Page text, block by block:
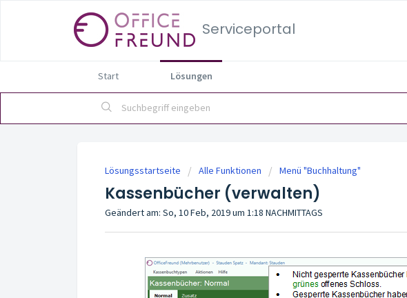
Serviceportal
Start Lösungen
Lösungsstartseite Alle Funktionen Menü "Buchhaltung"
Kassenbücher (verwalten)
Geändert am: So, 10 Feb, 2019 um 1:18 NACHMITTAGS